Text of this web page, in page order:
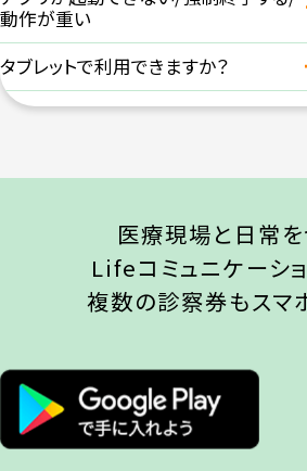
動作が重い
タブレットで利用できますか？
別の端末と共有して利用できますか？
アカウント登録をしたい。登録方法を
教えてほしい。
診察券登録をしたい。方法を教えてほ
本登録/本人確認とは何ですか？
家族登録について
医療現場と日常を
Lifeコミュニケーシ
複数の診察券もスマ